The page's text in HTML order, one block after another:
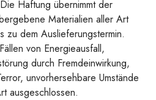
Haftung übernimmt der
Materialien aller Art
zu dem Auslieferungstermin.
von Energieausfall,
durch Fremdeinwirkung,
unvorhersehbare Umstände
ausgeschlossen.